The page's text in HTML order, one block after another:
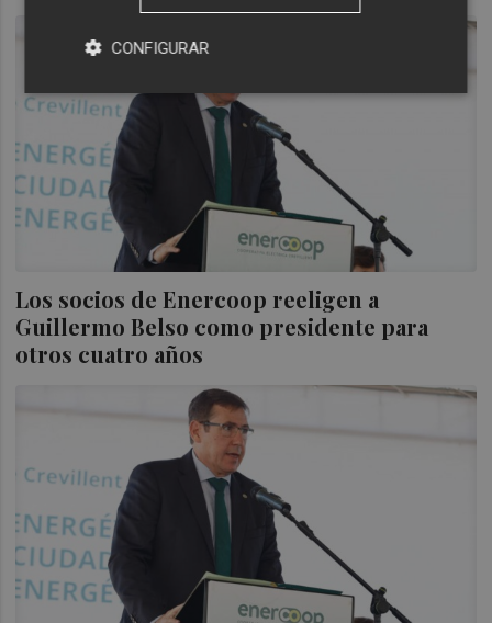
Los socios de Enercoop reeligen a
Guillermo Belso como presidente para
otros cuatro años
CONFIGURAR